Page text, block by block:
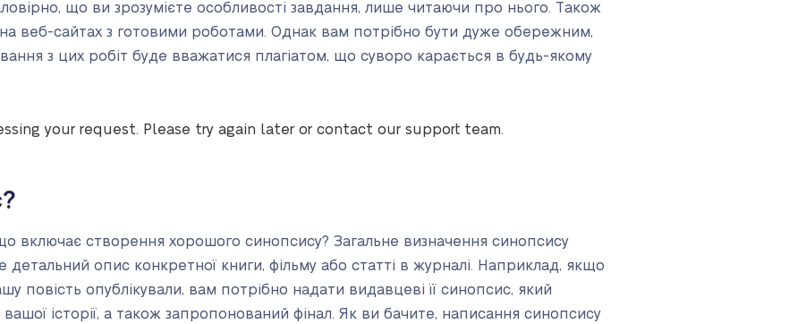
що ви зрозумієте особливості завдання, лише читаючи про нього. Також
на веб-сайтах з готовими роботами. Однак вам потрібно бути дуже обережним,
з цих робіт буде вважатися плагіатом, що суворо карається в будь-якому
your request. Please try again later or contact our support team.
включає створення хорошого синопсису? Загальне визначення синопсису
опис конкретної книги, фільму або статті в журналі. Наприклад, якщо
повість опублікували, вам потрібно надати видавцеві її синопсис, який
історії, а також запропонований фінал. Як ви бачите, написання синопсису